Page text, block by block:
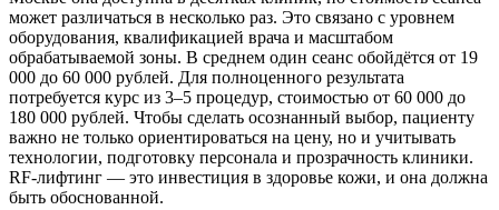
может различаться в несколько раз. Это связано с уровнем
оборудования, квалификацией врача и масштабом
обрабатываемой зоны. В среднем один сеанс обойдётся от 19
000 до 60 000 рублей. Для полноценного результата
потребуется курс из 3–5 процедур, стоимостью от 60 000 до
180 000 рублей. Чтобы сделать осознанный выбор, пациенту
важно не только ориентироваться на цену, но и учитывать
технологии, подготовку персонала и прозрачность клиники.
RF-лифтинг — это инвестиция в здоровье кожи, и она должна
быть обоснованной.